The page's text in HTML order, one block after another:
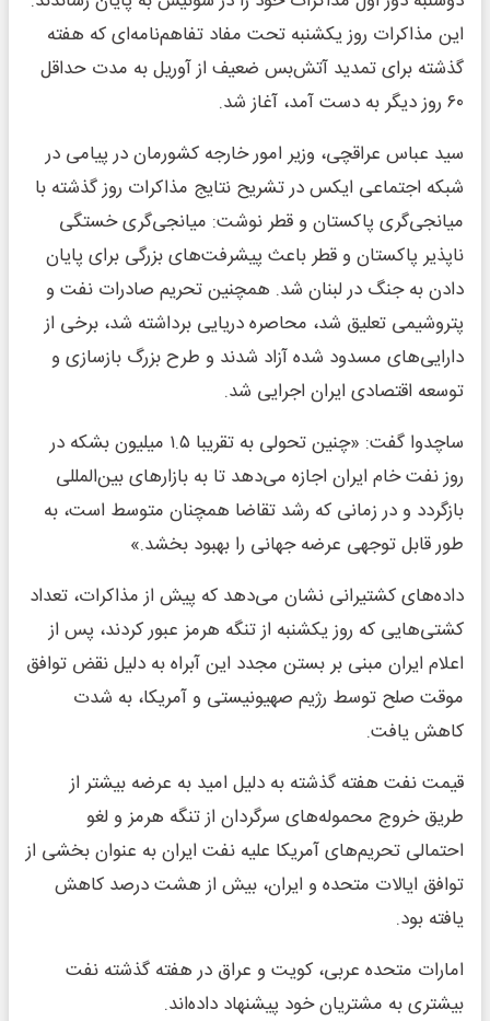
این مذاکرات روز یکشنبه تحت مفاد تفاهم‌نامه‌ای که هفته
گذشته برای تمدید آتش‌بس ضعیف از آوریل به مدت حداقل
۶۰ روز دیگر به دست آمد، آغاز شد.
سید عباس عراقچی، وزیر امور خارجه کشورمان در پیامی در
شبکه اجتماعی ایکس در تشریح نتایج مذاکرات روز گذشته با
میانجی‌گری پاکستان و قطر نوشت: میانجی‌گری خستگی
ناپذیر پاکستان و قطر باعث پیشرفت‌های بزرگی برای پایان
دادن به جنگ در لبنان شد. همچنین تحریم صادرات نفت و
پتروشیمی تعلیق شد، محاصره دریایی برداشته شد، برخی از
دارایی‌های مسدود شده آزاد شدند و طرح بزرگ بازسازی و
توسعه اقتصادی ایران اجرایی شد.
ساچدوا گفت: «چنین تحولی به تقریبا ۱.۵ میلیون بشکه در
روز نفت خام ایران اجازه می‌دهد تا به بازارهای بین‌المللی
بازگردد و در زمانی که رشد تقاضا همچنان متوسط ‌است، به
طور قابل توجهی عرضه جهانی را بهبود بخشد.»
داده‌های کشتیرانی نشان می‌دهد که پیش از مذاکرات، تعداد
کشتی‌هایی که روز یکشنبه از تنگه هرمز عبور کردند، پس از
اعلام ایران مبنی بر بستن مجدد این آبراه به دلیل نقض توافق
موقت صلح توسط رژیم صهیونیستی و آمریکا، به شدت
کاهش یافت.
قیمت نفت هفته گذشته به دلیل امید به عرضه بیشتر از
طریق خروج محموله‌های سرگردان از تنگه هرمز و لغو
احتمالی تحریم‌های آمریکا علیه نفت ایران به عنوان بخشی از
توافق ایالات متحده و ایران، بیش از هشت درصد کاهش
یافته بود.
امارات متحده عربی، کویت و عراق در هفته گذشته نفت
بیشتری به مشتریان خود پیشنهاد داده‌اند.